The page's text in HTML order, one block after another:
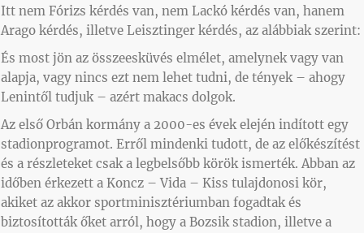
Itt nem Fórizs kérdés van, nem Lackó kérdés van, hanem
Arago kérdés, illetve Leisztinger kérdés, az alábbiak szerint:
És most jön az összeesküvés elmélet, amelynek vagy van
alapja, vagy nincs ezt nem lehet tudni, de tények – ahogy
Lenintől tudjuk – azért makacs dolgok.
Az első Orbán kormány a 2000-es évek elején indított egy
stadionprogramot. Erről mindenki tudott, de az előkészítést
és a részleteket csak a legbelsőbb körök ismerték. Abban az
időben érkezett a Koncz – Vida – Kiss tulajdonosi kör,
akiket az akkor sportminisztériumban fogadtak és
biztosították őket arról, hogy a Bozsik stadion, illetve a